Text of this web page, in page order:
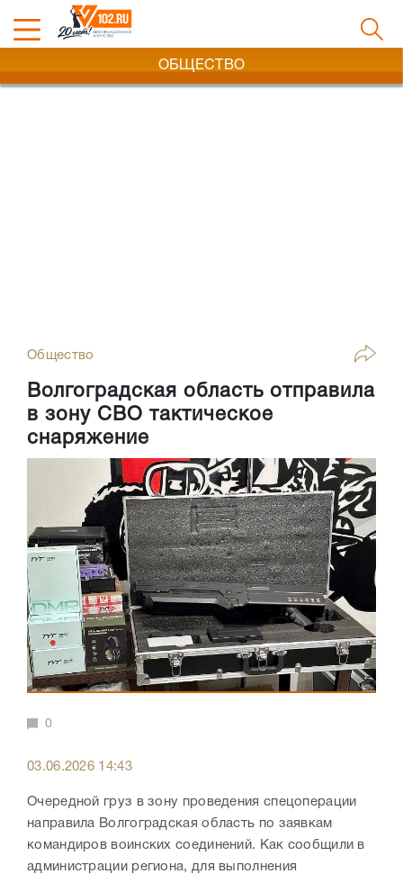
ОБЩЕСТВО
Общество
Волгоградская область отправила
в зону СВО тактическое
снаряжение
0
03.06.2026 14:43
Очередной груз в зону проведения спецоперации
направила Волгоградская область по заявкам
командиров воинских соединений. Как сообщили в
администрации региона, для выполнения